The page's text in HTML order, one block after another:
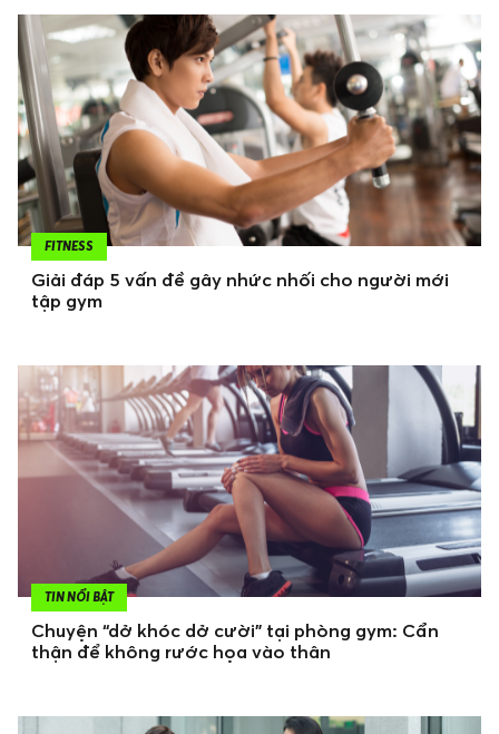
FITNESS
Giải đáp 5 vấn đề gây nhức nhối cho người mới
tập gym
TIN NỔI BẬT
Chuyện “dở khóc dở cười” tại phòng gym: Cẩn
thận để không rước họa vào thân